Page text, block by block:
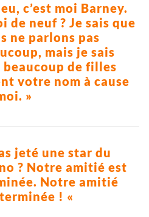
c’est moi Barney.
de neuf ? Je sais que
ne parlons pas
mais je sais
beaucoup de filles
votre nom à cause
»
jeté une star du
? Notre amitié est
Notre amitié
! «